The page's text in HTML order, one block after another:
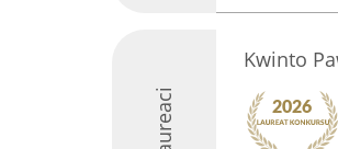
Laureaci
Kwinto